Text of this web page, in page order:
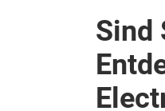
Sind